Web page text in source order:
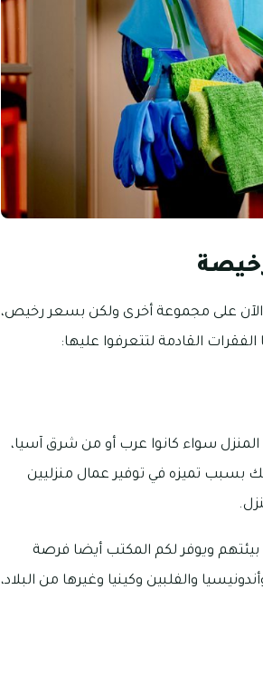
على مجموعة أخرى ولكن بسعر رخيص،
القادمة لتتعرفوا عليها:
سواء كانوا عرب أو من شرق آسيا،
بسبب تميزه في توفير عمال منزليين
ويوفر لكم المكتب أيضا فرصة
والفلبين وكينيا وغيرها من البلاد،